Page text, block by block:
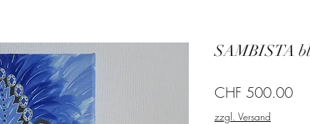
SAMBISTA
CHF 500.00Preis
zzgl. Versand